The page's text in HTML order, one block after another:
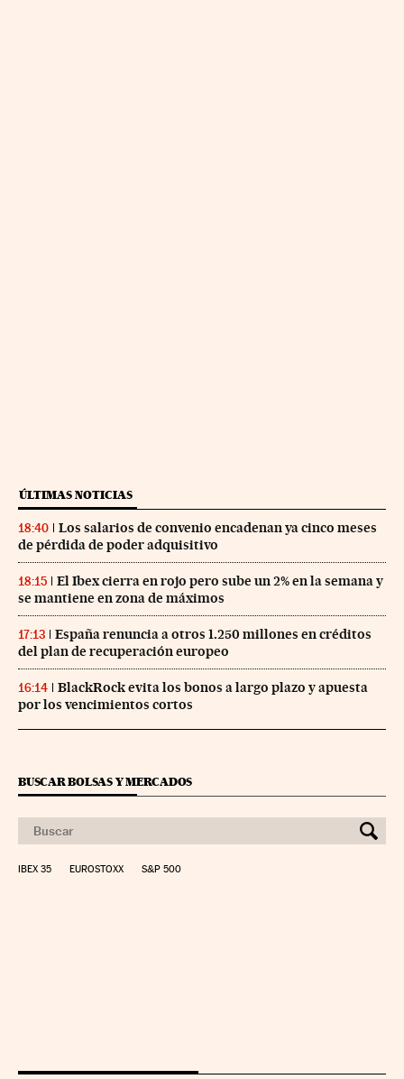
ÚLTIMAS NOTICIAS
18:40
Los salarios de convenio encadenan ya cinco meses
de pérdida de poder adquisitivo
18:15
El Ibex cierra en rojo pero sube un 2% en la semana y
se mantiene en zona de máximos
17:13
España renuncia a otros 1.250 millones en créditos
del plan de recuperación europeo
16:14
BlackRock evita los bonos a largo plazo y apuesta
por los vencimientos cortos
BUSCAR BOLSAS Y MERCADOS
IBEX 35 EUROSTOXX S&P 500